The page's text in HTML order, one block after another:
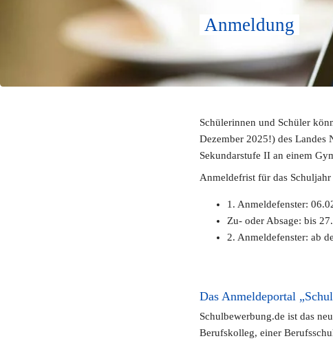
Anmeldung
Schülerinnen und Schüler
Dezember 2025!) des Landes
Sekundarstufe II an einem
Anmeldefrist für das
1. Anmeldefenster:
Zu- oder Absage: bis
2. Anmeldefenster: ab
Das Anmeldeportal
Schulbewerbung.de ist das
Berufskolleg, einer